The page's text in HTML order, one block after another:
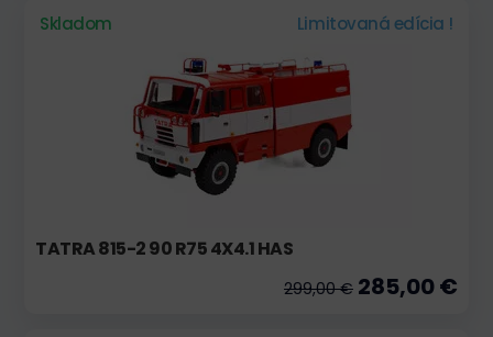
Skladom Limitovaná edícia !
TATRA 815-2 90 R75 4X4.1 HAS
299,00 € 285,00 €